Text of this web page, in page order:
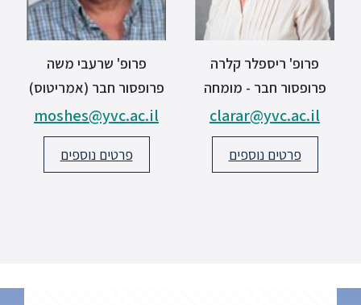
פרופ' ריספלר קלרה
פרופסור חבר - מומחה
clarar@yvc.ac.il
פרטים נוספים
פרופ' שרעבי משה
פרופסור חבר (אמריטוס)
moshes@yvc.ac.il
פרטים נוספים